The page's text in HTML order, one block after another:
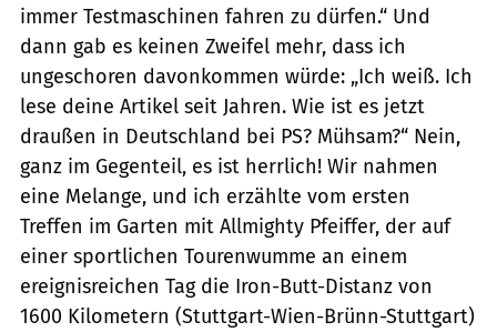
immer Testmaschinen fahren zu dürfen.“ Und
dann gab es keinen Zweifel mehr, dass ich
ungeschoren davonkommen würde: „Ich weiß. Ich
lese deine Artikel seit Jahren. Wie ist es jetzt
draußen in Deutschland bei PS? Mühsam?“ Nein,
ganz im Gegenteil, es ist herrlich! Wir nahmen
eine Melange, und ich erzählte vom ersten
Treffen im Garten mit Allmighty Pfeiffer, der auf
einer sportlichen Tourenwumme an einem
ereignisreichen Tag die Iron-Butt-Distanz von
1600 Kilometern (Stuttgart-Wien-Brünn-Stuttgart)